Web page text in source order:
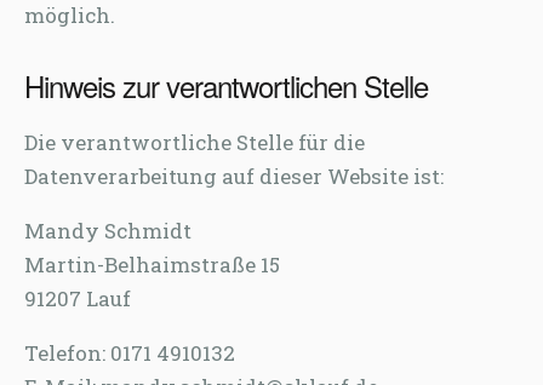
möglich.
Hinweis zur verantwortlichen Stelle
Die verantwortliche Stelle für die
Datenverarbeitung auf dieser Website ist:
Mandy Schmidt
Martin-Belhaimstraße 15
91207 Lauf
Telefon: 0171 4910132